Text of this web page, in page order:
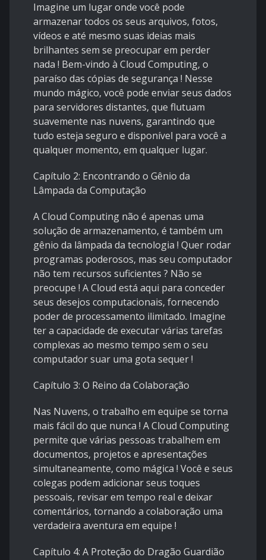
Imagine um lugar onde você pode
armazenar todos os seus arquivos, fotos,
vídeos e até mesmo suas ideias mais
brilhantes sem se preocupar em perder
nada ! Bem-vindo à Cloud Computing, o
paraíso das cópias de segurança ! Nesse
mundo mágico, você pode enviar seus dados
para servidores distantes, que flutuam
suavemente nas nuvens, garantindo que
tudo esteja seguro e disponível para você a
qualquer momento, em qualquer lugar.
Capítulo 2: Encontrando o Gênio da
Lâmpada da Computação
A Cloud Computing não é apenas uma
solução de armazenamento, é também um
gênio da lâmpada da tecnologia ! Quer rodar
programas poderosos, mas seu computador
não tem recursos suficientes ? Não se
preocupe ! A Cloud está aqui para conceder
seus desejos computacionais, fornecendo
poder de processamento ilimitado. Imagine
ter a capacidade de executar várias tarefas
complexas ao mesmo tempo sem o seu
computador suar uma gota sequer !
Capítulo 3: O Reino da Colaboração
Nas Nuvens, o trabalho em equipe se torna
mais fácil do que nunca ! A Cloud Computing
permite que várias pessoas trabalhem em
documentos, projetos e apresentações
simultaneamente, como mágica ! Você e seus
colegas podem adicionar seus toques
pessoais, revisar em tempo real e deixar
comentários, tornando a colaboração uma
verdadeira aventura em equipe !
Capítulo 4: A Proteção do Dragão Guardião